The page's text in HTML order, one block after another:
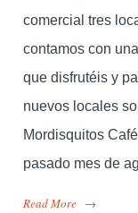
comercial tres
contamos con
que disfrutéis y
nuevos locales
Mordisquitos
pasado mes de
Read More →